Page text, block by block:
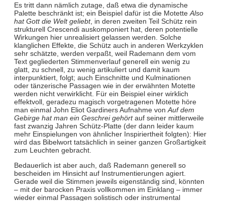
Es tritt dann nämlich zutage, daß etwa die dynamische
Palette beschränkt ist; ein Beispiel dafür ist die Motette Also
hat Gott die Welt geliebt, in deren zweiten Teil Schütz rein
strukturell Crescendi auskomponiert hat, deren potentielle
Wirkungen hier unrealisiert gelassen werden. Solche
klanglichen Effekte, die Schütz auch in anderen Werkzyklen
sehr schätzte, werden verpaßt, weil Rademann dem vom
Text gegliederten Stimmenverlauf generell ein wenig zu
glatt, zu schnell, zu wenig artikuliert und damit kaum
interpunktiert, folgt; auch Einschnitte und Kulminationen
oder tänzerische Passagen wie in der erwähnten Motette
werden nicht verwirklicht. Für ein Beispiel einer wirklich
effektvoll, geradezu magisch vorgetragenen Motette höre
man einmal John Eliot Gardiners Aufnahme von Auf dem
Gebirge hat man ein Geschrei gehörtauf seiner mittlerweile
fast zwanzig Jahren Schütz-Platte (der dann leider kaum
mehr Einspielungen von ähnlicher Inspiriertheit folgten): Hier
wird das Bibelwort tatsächlich in seiner ganzen Großartigkeit
zum Leuchten gebracht.
Bedauerlich ist aber auch, daß Rademann generell so
bescheiden im Hinsicht auf Instrumentierungen agiert.
Gerade weil die Stimmen jeweils eigenständig sind, könnten
– mit der barocken Praxis vollkommen im Einklang – immer
wieder einmal Passagen solistisch oder instrumental